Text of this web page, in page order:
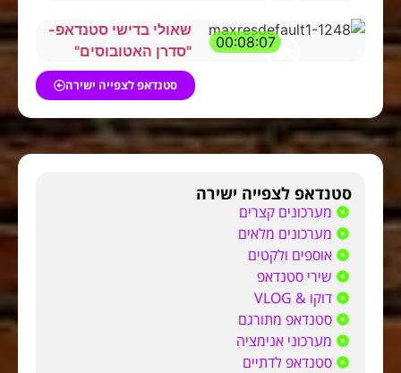
00:08:07
שאולי בדישי סטנדאפ-
"סדרן האטובוסים"
סטנדאפ לצפייה ישירה
סטנדאפ לצפייה ישירה
מערכונים קצרים
מערכונים מלאים
אוספים ולקטים
שירי סטנדאפ
דוקו & VLOG
סטנדאפ מתורגם
מערכוני אנימציה
סטנדאפ לדתיים